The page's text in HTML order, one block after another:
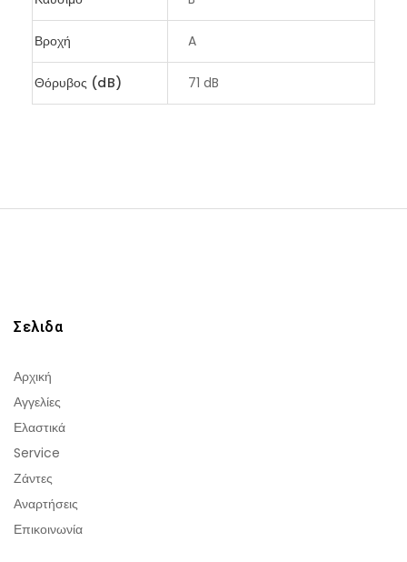
Βροχή A
Θόρυβος (dB) 71 dB
Σελιδα
Αρχική
Αγγελίες
Ελαστικά
Service
Ζάντες
Αναρτήσεις
Επικοινωνία